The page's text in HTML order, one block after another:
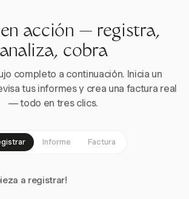
acción — registra,
analiza, cobra
completo a continuación. Inicia un
tus informes y crea una factura real
— todo en tres clics.
Informe Factura
a registrar!